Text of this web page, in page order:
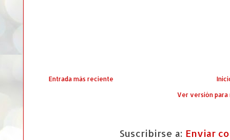
Entrada más reciente
Ver versión
Suscribirse a: Enviar